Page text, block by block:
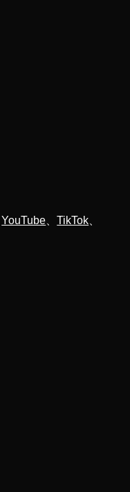
YouTube 、TikTok